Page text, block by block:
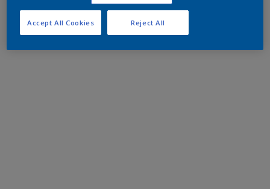
Reject All
Accept All Cookies